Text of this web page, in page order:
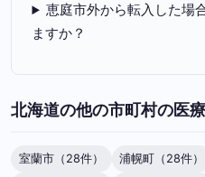
恵庭市外から転入した場
ますか？
北海道の他の市町村の医
室蘭市（28件） 浦幌町（28件）